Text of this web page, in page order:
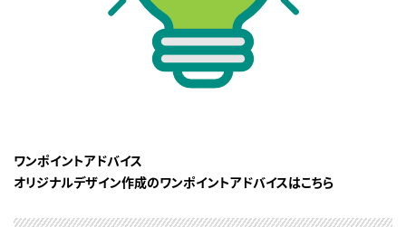
ワンポイントアドバイス
オリジナルデザイン作成のワンポイントアドバイスはこちら